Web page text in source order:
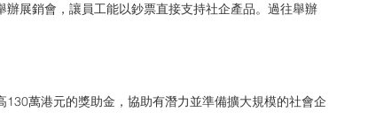
展銷會，讓員工能以鈔票直接支持社企產品。過往舉辦
萬港元的獎助金，協助有潛力並準備擴大規模的社會企